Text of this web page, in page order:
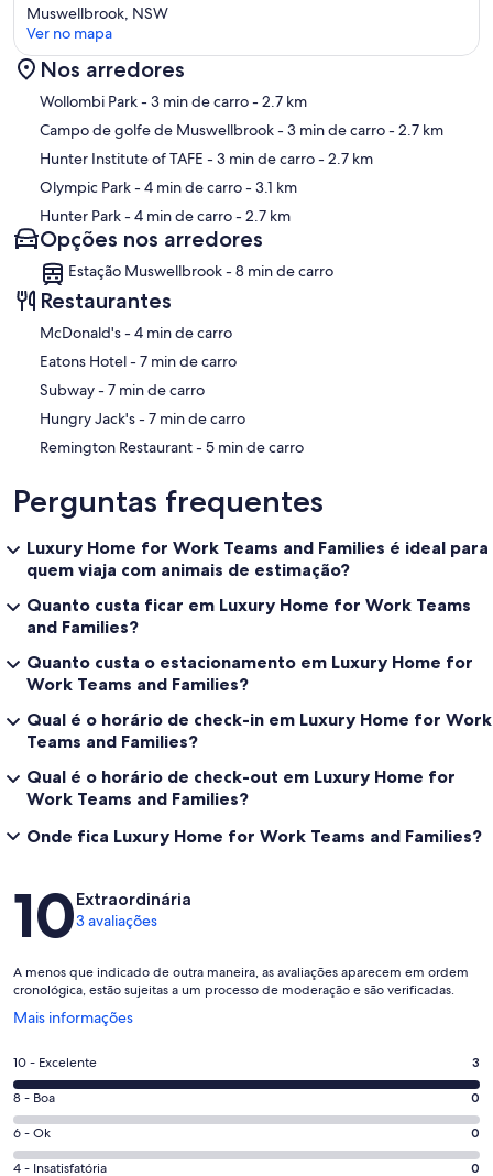
Mapa
Muswellbrook, NSW
Ver no mapa
Nos arredores
Wollombi Park- 3 min de carro- 2.7 km
Campo de golfe de Muswellbrook- 3 min de carro- 2.7 km
Hunter Institute of TAFE - 3 min de carro- 2.7 km
Olympic Park- 4 min de carro- 3.1 km
Hunter Park- 4 min de carro- 2.7 km
Opções nos arredores
Estação Muswellbrook - 8 min de carro
Restaurantes
‪McDonald's - ‬4 min de carro
‪Eatons Hotel - ‬7 min de carro
‪Subway - ‬7 min de carro
‪Hungry Jack's - ‬7 min de carro
‪Remington Restaurant - ‬5 min de carro
Perguntas frequentes
Luxury Home for Work Teams and Families é ideal para
quem viaja com animais de estimação?
Quanto custa ficar em Luxury Home for Work Teams
and Families?
Quanto custa o estacionamento em Luxury Home for
Work Teams and Families?
Qual é o horário de check-in em Luxury Home for Work
Teams and Families?
Qual é o horário de check-out em Luxury Home for
Work Teams and Families?
Onde fica Luxury Home for Work Teams and Families?
Avaliações
10Extraordinária
3 avaliações
A menos que indicado de outra maneira, as avaliações aparecem em ordem
cronológica, estão sujeitas a um processo de moderação e são verificadas.
Mais informações
Abre
uma
nova
janela
Nota
10
-
Excelente.
3
10 - Excelente 3
Nota
8
-
Boa.
8 - Boa 0
Nota
6
6 - Ok 0
Nota
4 - Insatisfatória 0